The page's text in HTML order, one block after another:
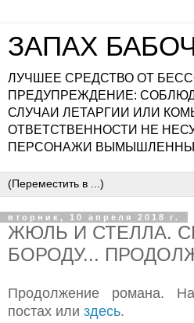
ЗАПАХ
ЛУЧШЕЕ СРЕДСТВО ОТ
ПРЕДУПРЕЖДЕНИЕ:
СЛУЧАИ ЛЕТАРГИИ ИЛИ
ОТВЕТСТВЕННОСТИ НЕ
ПЕРСОНАЖИ
вторник, 10 апреля 2018 г.
ЖЮЛЬ И СТЕЛЛА.
БОРОДУ...
Продолжение романа.
постах или здесь.